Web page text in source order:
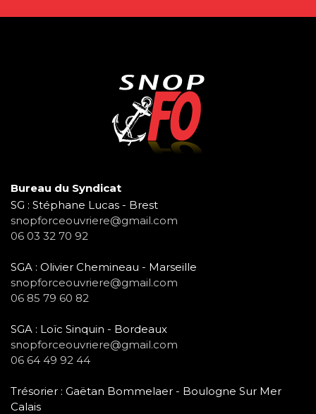
Bureau du Syndicat
SG : Stéphane Lucas - Brest
snopforceouvriere@gmail.com
06 03 32 70 92
SGA : Olivier Chemineau - Marseille
snopforceouvriere@gmail.com
06 85 79 60 82
SGA : Loïc Sinquin - Bordeaux
snopforceouvriere@gmail.com
06 64 49 92 44
Trésorier : Gaëtan Bommelaer - Boulogne Sur Mer
Calais